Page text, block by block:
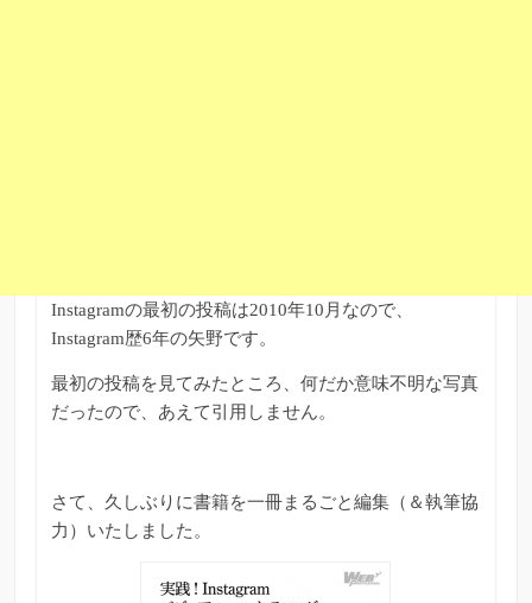
Instagramの最初の投稿は2010年10月なので、
Instagram歴6年の矢野です。
最初の投稿を見てみたところ、何だか意味不明な写真
だったので、あえて引用しません。
さて、久しぶりに書籍を一冊まるごと編集（＆執筆協
力）いたしました。